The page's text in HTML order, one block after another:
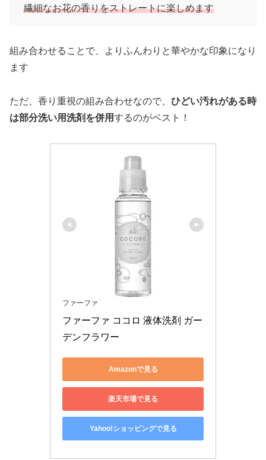
繊細なお花の香りをストレートに楽しめます
組み合わせることで、よりふんわりと華やかな印象になり
ます
ただ、香り重視の組み合わせなので、 ひどい汚れがある時
は部分洗い用洗剤を併用するのがベスト！
ファーファ
ファーファ ココロ 液体洗剤 ガー
デンフラワー
Amazonで見る
楽天市場で見る
Yahoo!ショッピングで見る